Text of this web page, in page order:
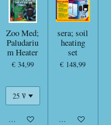
Zoo Med;
Paludariu
m Heater
€ 34,99
In winkelwagen
sera; soil
heating
set
€ 148,99
In winkelwagen